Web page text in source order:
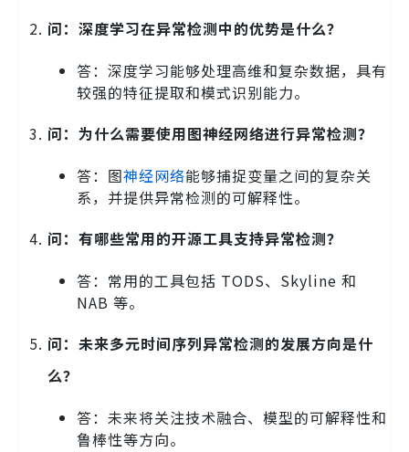
问：深度学习在异常检测中的优势是什么？
答：深度学习能够处理高维和复杂数据，具有
较强的特征提取和模式识别能力。
问：为什么需要使用图神经网络进行异常检测？
答：图神经网络能够捕捉变量之间的复杂关
系，并提供异常检测的可解释性。
问：有哪些常用的开源工具支持异常检测？
答：常用的工具包括 TODS、Skyline 和
NAB 等。
问：未来多元时间序列异常检测的发展方向是什
么？
答：未来将关注技术融合、模型的可解释性和
鲁棒性等方向。